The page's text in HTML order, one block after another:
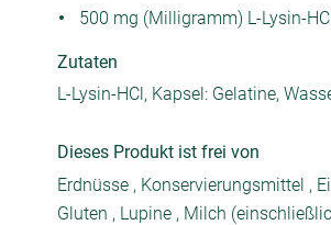
500 mg (Milligramm) L-Lysin-
Zutaten
L-Lysin-HCl, Kapsel: Gelatine,
Dieses Produkt ist frei von
Erdnüsse , Konservierungsmittel ,
Gluten , Lupine , Milch